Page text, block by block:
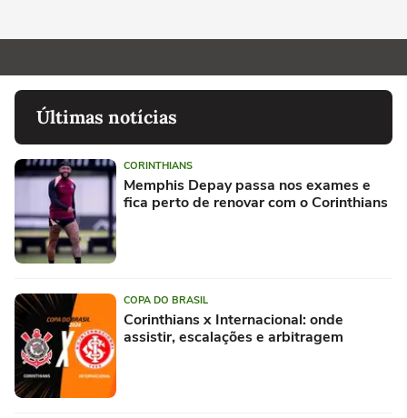
Últimas notícias
CORINTHIANS
Memphis Depay passa nos exames e
fica perto de renovar com o Corinthians
COPA DO BRASIL
Corinthians x Internacional: onde
assistir, escalações e arbitragem